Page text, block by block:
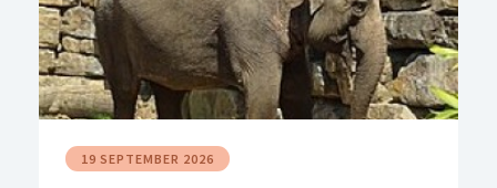
Descheemaeker is expert in toegankelijk gamen
en oprichter van Accessible Gaming & Voor Rémi
VZW.
19 SEPTEMBER 2026